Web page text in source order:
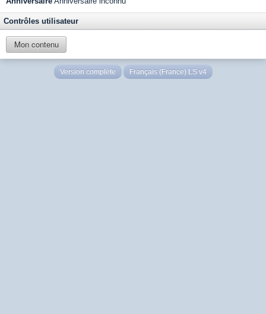
Contrôles utilisateur
Mon contenu
Version complète Français (France) LS v4